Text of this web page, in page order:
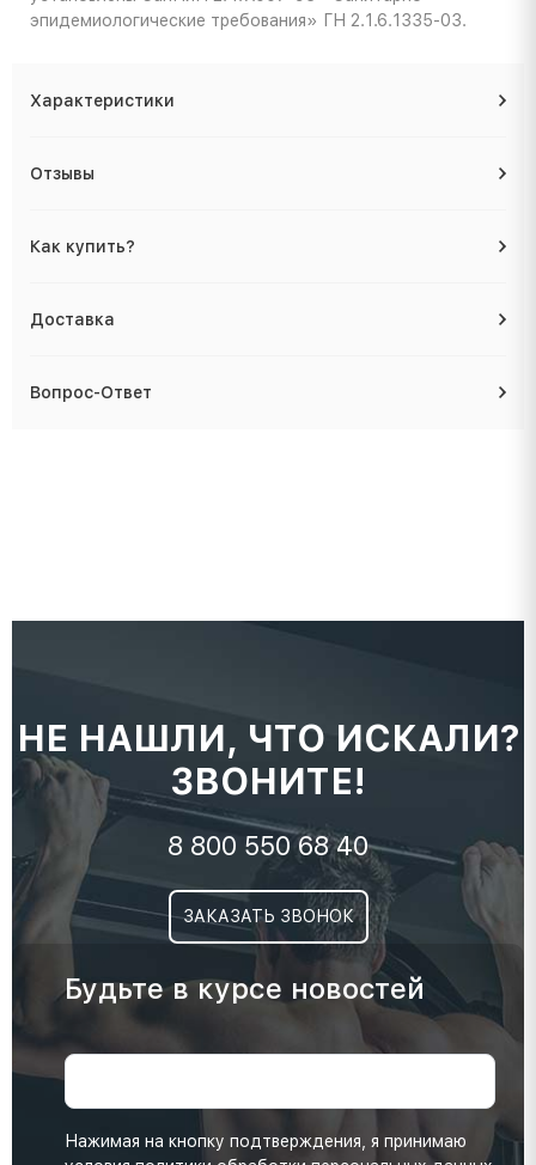
эпидемиологические требования» ГН 2.1.6.1335-03.
Характеристики
Отзывы
Как купить?
Доставка
Вопрос-Ответ
НЕ НАШЛИ, ЧТО ИСКАЛИ?
ЗВОНИТЕ!
8 800 550 68 40
ЗАКАЗАТЬ ЗВОНОК
Будьте в курсе новостей
Нажимая на кнопку подтверждения, я принимаю